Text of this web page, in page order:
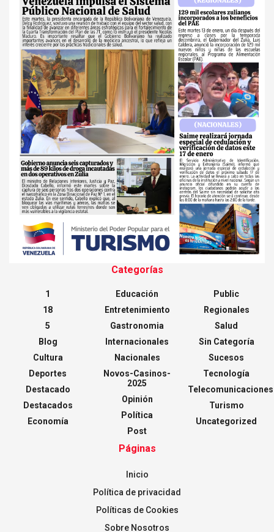
Categorías
1
18
5
Blog
Cultura
Deportes
Destacado
Destacados
Economía
Educación
Entretenimiento
Gastronomia
Internacionales
Nacionales
Novos-Casinos-
2025
Opinión
Política
Post
Public
Regionales
Salud
Sin Categoría
Sucesos
Tecnología
Telecomunicaciones
Turismo
Uncategorized
Páginas
Inicio
Política de privacidad
Políticas de Cookies
Sobre Nosotros